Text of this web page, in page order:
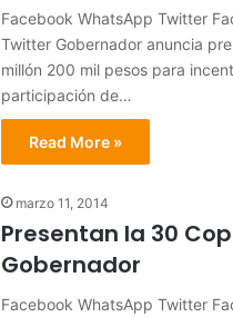
Facebook WhatsApp Twitter
Twitter Gobernador anuncia
millón 200 mil pesos para
participación de…
Read More »
marzo 11, 2014
Presentan la 30
Gobernador
Facebook WhatsApp Twitter